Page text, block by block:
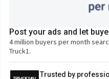
Post your ads and let
4 million buyers per month
Truck1.
Trusted by